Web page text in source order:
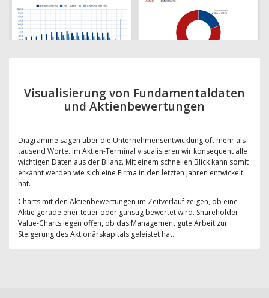
Visualisierung von Fundamentaldaten
und Aktienbewertungen
Diagramme sagen über die Unternehmensentwicklung oft mehr als
tausend Worte. Im Aktien-Terminal visualisieren wir konsequent alle
wichtigen Daten aus der Bilanz. Mit einem schnellen Blick kann somit
erkannt werden wie sich eine Firma in den letzten Jahren entwickelt
hat.
Charts mit den Aktienbewertungen im Zeitverlauf zeigen, ob eine
Aktie gerade eher teuer oder günstig bewertet wird. Shareholder-
Value-Charts legen offen, ob das Management gute Arbeit zur
Steigerung des Aktionärskapitals geleistet hat.